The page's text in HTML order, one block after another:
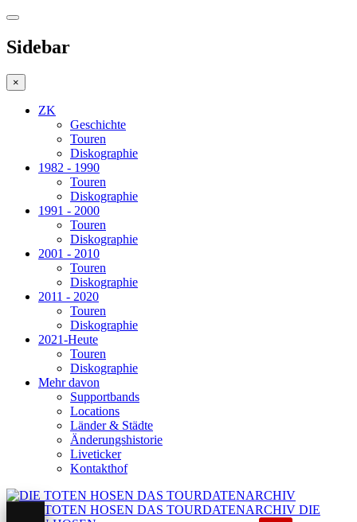
Sidebar
×
ZK
Geschichte
Touren
Diskographie
1982 - 1990
Touren
Diskographie
1991 - 2000
Touren
Diskographie
2001 - 2010
Touren
Diskographie
2011 - 2020
Touren
Diskographie
2021-Heute
Touren
Diskographie
Mehr davon
Supportbands
Locations
Länder & Städte
Änderungshistorie
Liveticker
Kontakthof
DIE